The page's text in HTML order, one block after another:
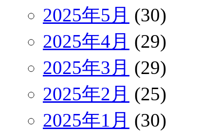
2025年5月 (30)
2025年4月 (29)
2025年3月 (29)
2025年2月 (25)
2025年1月 (30)